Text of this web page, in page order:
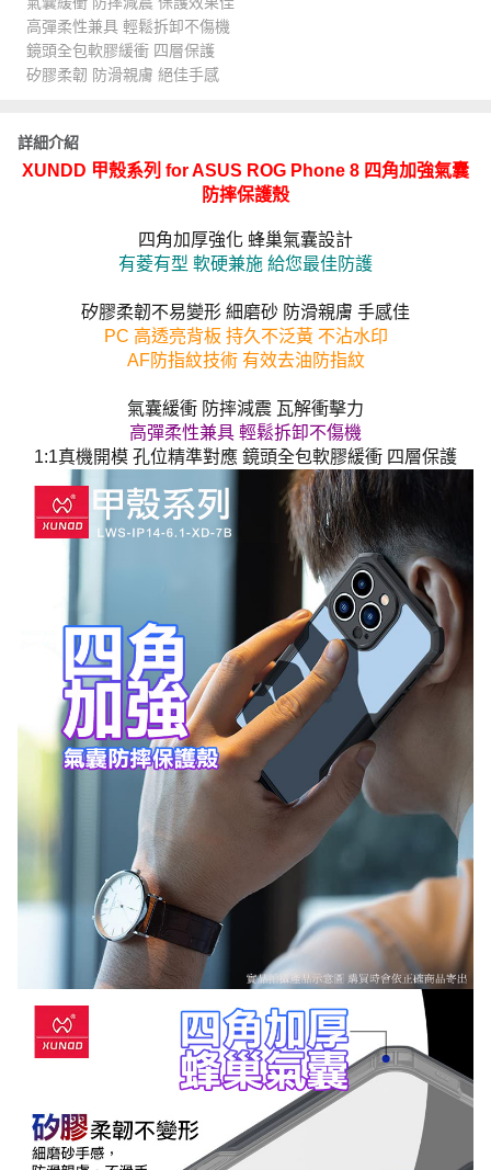
高彈柔性兼具 輕鬆拆卸不傷機
鏡頭全包軟膠緩衝 四層保護
矽膠柔韌 防滑親膚 絕佳手感
詳細介紹
XUNDD 甲殼系列 for ASUS ROG Phone 8 四角加強氣囊
防摔保護殼
四角加厚強化 蜂巢氣囊設計
有菱有型 軟硬兼施 給您最佳防護
矽膠柔韌不易變形 細磨砂 防滑親膚 手感佳
PC 高透亮背板 持久不泛黃 不沾水印
AF防指紋技術 有效去油防指紋
氣囊緩衝 防摔減震 瓦解衝擊力
高彈柔性兼具 輕鬆拆卸不傷機
1:1真機開模 孔位精準對應 鏡頭全包軟膠緩衝 四層保護